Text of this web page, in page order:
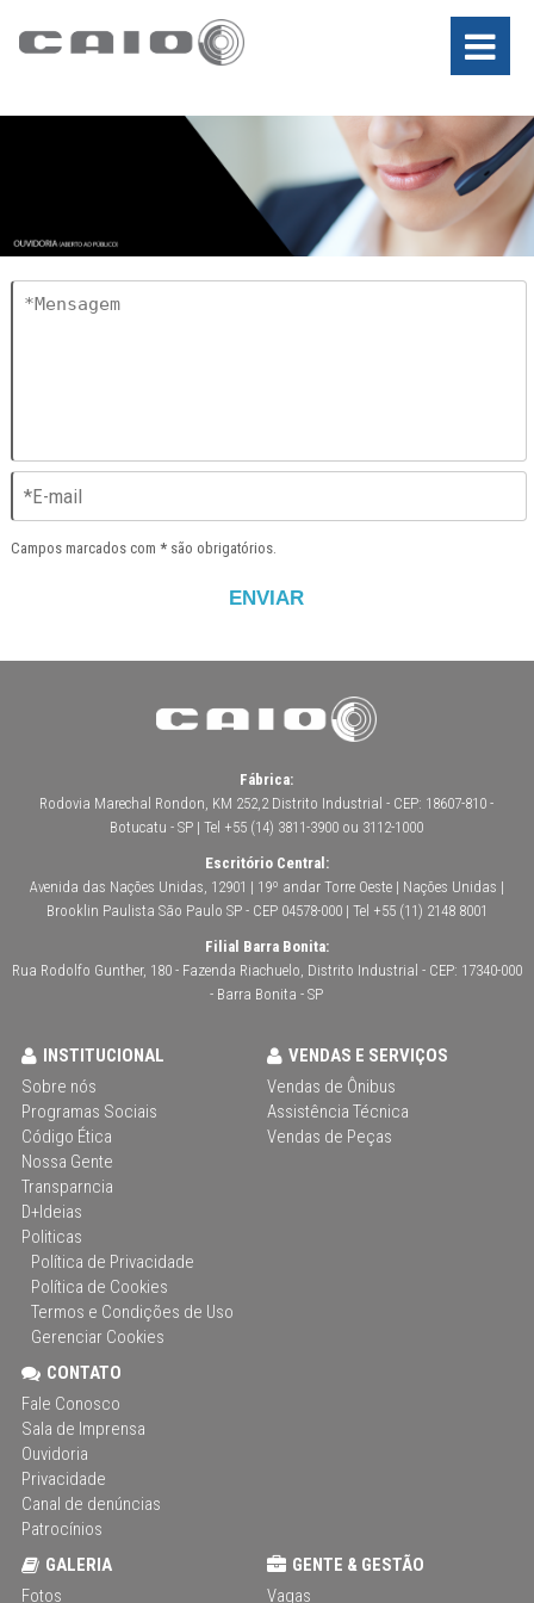
Campos marcados com *são obrigatórios.
Fábrica:
Rodovia Marechal Rondon, KM 252,2 Distrito Industrial - CEP: 18607-810 -
Botucatu - SP | Tel +55 (14) 3811-3900 ou 3112-1000
Escritório Central:
Avenida das Nações Unidas, 12901 | 19º andar Torre Oeste | Nações Unidas |
Brooklin Paulista São Paulo SP - CEP 04578-000 | Tel +55 (11) 2148 8001
Filial Barra Bonita:
Rua Rodolfo Gunther, 180 - Fazenda Riachuelo, Distrito Industrial - CEP: 17340-000
- Barra Bonita - SP
INSTITUCIONAL
Sobre nós
Programas Sociais
Código Ética
Nossa Gente
Transparncia
D+Ideias
Politicas
Política de Privacidade
Política de Cookies
Termos e Condições de Uso
Gerenciar Cookies
VENDAS E SERVIÇOS
Vendas de Ônibus
Assistência Técnica
Vendas de Peças
CONTATO
Fale Conosco
Sala de Imprensa
Ouvidoria
Privacidade
Canal de denúncias
Patrocínios
GALERIA
Fotos
GENTE & GESTÃO
Vagas